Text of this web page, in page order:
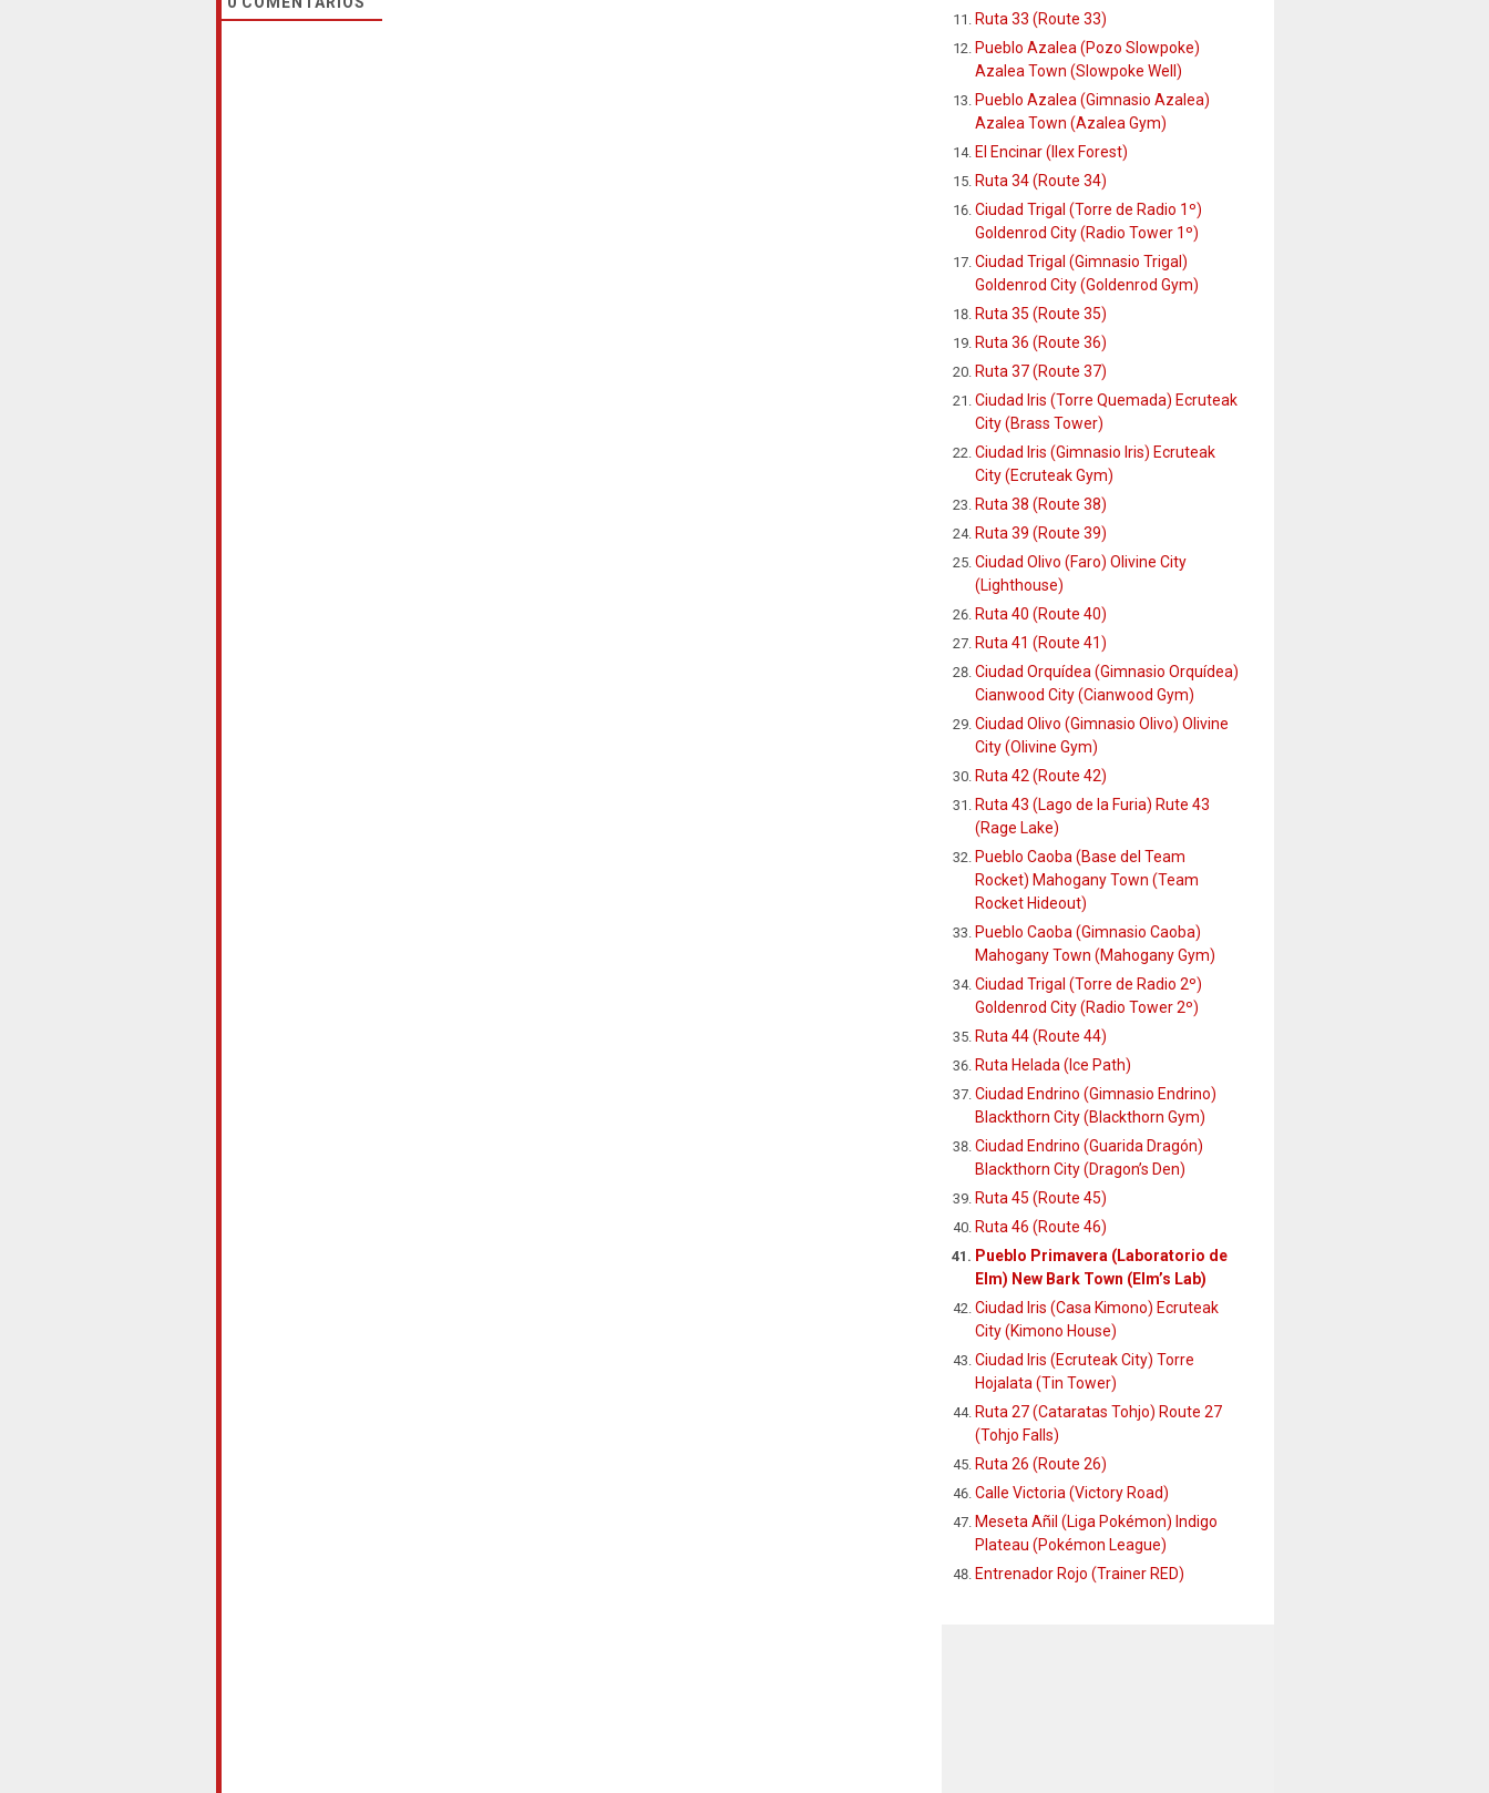
Ruta 33 (Route 33)
Pueblo Azalea (Pozo Slowpoke)
Azalea Town (Slowpoke Well)
Pueblo Azalea (Gimnasio Azalea)
Azalea Town (Azalea Gym)
El Encinar (Ilex Forest)
Ruta 34 (Route 34)
Ciudad Trigal (Torre de Radio 1º)
Goldenrod City (Radio Tower 1º)
Ciudad Trigal (Gimnasio Trigal)
Goldenrod City (Goldenrod Gym)
Ruta 35 (Route 35)
Ruta 36 (Route 36)
Ruta 37 (Route 37)
Ciudad Iris (Torre Quemada) Ecruteak
City (Brass Tower)
Ciudad Iris (Gimnasio Iris) Ecruteak
City (Ecruteak Gym)
Ruta 38 (Route 38)
Ruta 39 (Route 39)
Ciudad Olivo (Faro) Olivine City
(Lighthouse)
Ruta 40 (Route 40)
Ruta 41 (Route 41)
Ciudad Orquídea (Gimnasio Orquídea)
Cianwood City (Cianwood Gym)
Ciudad Olivo (Gimnasio Olivo) Olivine
City (Olivine Gym)
Ruta 42 (Route 42)
Ruta 43 (Lago de la Furia) Rute 43
(Rage Lake)
Pueblo Caoba (Base del Team
Rocket) Mahogany Town (Team
Rocket Hideout)
Pueblo Caoba (Gimnasio Caoba)
Mahogany Town (Mahogany Gym)
Ciudad Trigal (Torre de Radio 2º)
Goldenrod City (Radio Tower 2º)
Ruta 44 (Route 44)
Ruta Helada (Ice Path)
Ciudad Endrino (Gimnasio Endrino)
Blackthorn City (Blackthorn Gym)
Ciudad Endrino (Guarida Dragón)
Blackthorn City (Dragon’s Den)
Ruta 45 (Route 45)
Ruta 46 (Route 46)
Pueblo Primavera (Laboratorio de
Elm) New Bark Town (Elm’s Lab)
Ciudad Iris (Casa Kimono) Ecruteak
City (Kimono House)
Ciudad Iris (Ecruteak City) Torre
Hojalata (Tin Tower)
Ruta 27 (Cataratas Tohjo) Route 27
(Tohjo Falls)
Ruta 26 (Route 26)
Calle Victoria (Victory Road)
Meseta Añil (Liga Pokémon) Indigo
Plateau (Pokémon League)
Entrenador Rojo (Trainer RED)